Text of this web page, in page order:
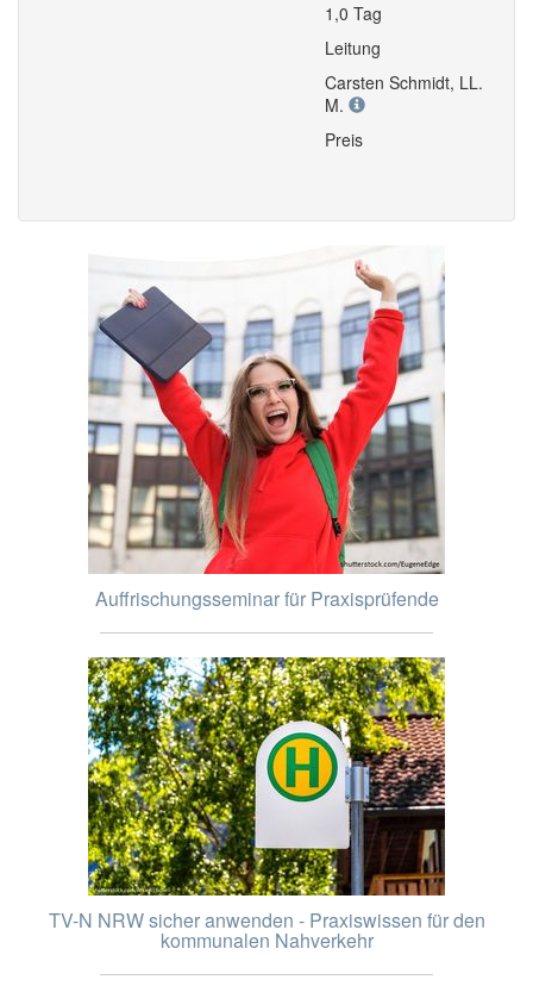
1,0 Tag
Leitung
Carsten Schmidt, LL.
M.
Preis
Auffrischungsseminar für Praxisprüfende
TV-N NRW sicher anwenden - Praxiswissen für den
kommunalen Nahverkehr